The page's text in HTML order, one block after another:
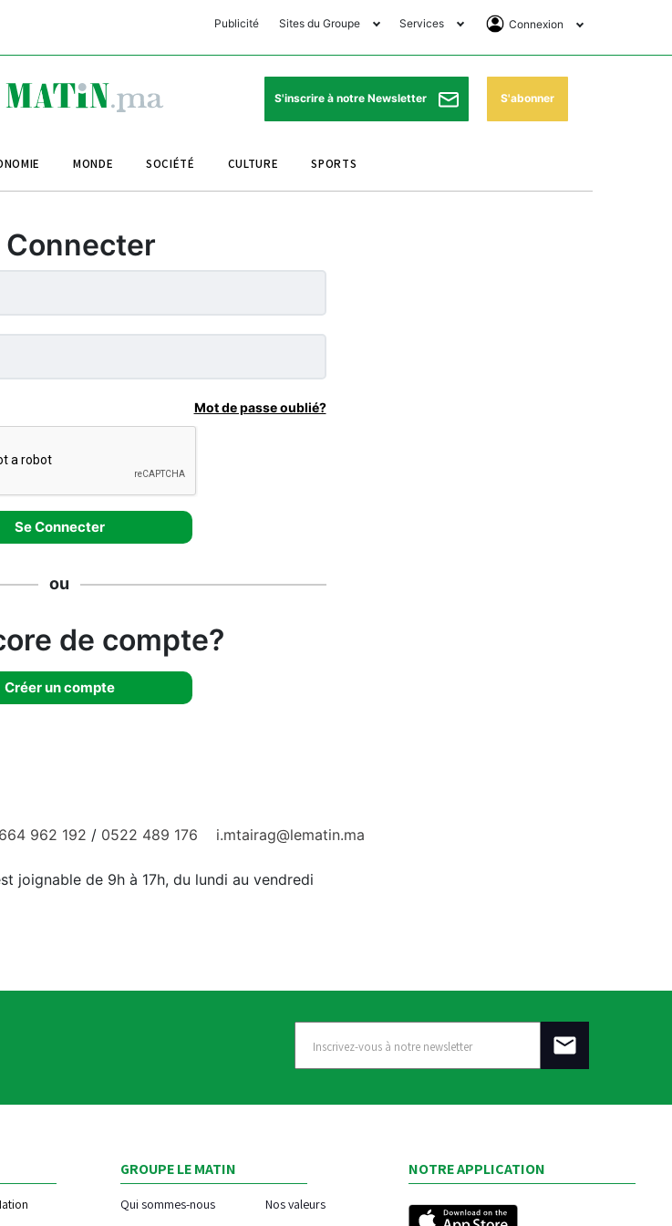
Publicité Sites du Groupe
Club Avantages
Le Matin Sports
Le Matin Store
Services
Horaires de prières
Pharmacies de garde
Programme TV
Connexion
Se Connecter
Abonnement
S'inscrire à notre Newsletter S'abonner
MONDE SOCIÉTÉ CULTURE SPORTS
Connecter
Mot de passe oublié?
ou
de compte?
Créer un compte
962 192 / 0522 489 176 i.mtairag@lematin.ma
joignable de 9h à 17h, du lundi au vendredi
GROUPE LE MATIN
Qui sommes-nous Nos valeurs
NOTRE APPLICATION